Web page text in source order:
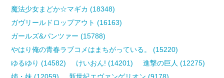
魔法少女まどか☆マギカ (18348)
ガヴリールドロップアウト (16163)
ガールズ&パンツァー (15788)
やはり俺の青春ラブコメはまちがっている。 (15220)
ゆるゆり (14582)
けいおん! (14201)
進撃の巨人 (12275)
姉・妹 (12059)
新世紀エヴァンゲリオン (9178)